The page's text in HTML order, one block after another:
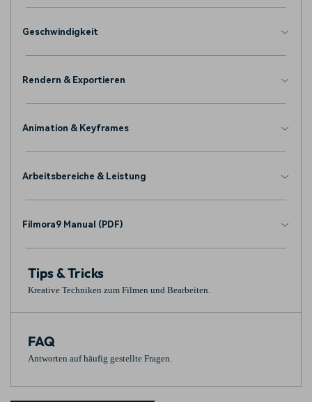
Geschwindigkeit
Rendern & Exportieren
Animation & Keyframes
Arbeitsbereiche & Leistung
Filmora9 Manual (PDF)
Tips & Tricks
Kreative Techniken zum Filmen und Bearbeiten.
FAQ
Antworten auf häufig gestellte Fragen.